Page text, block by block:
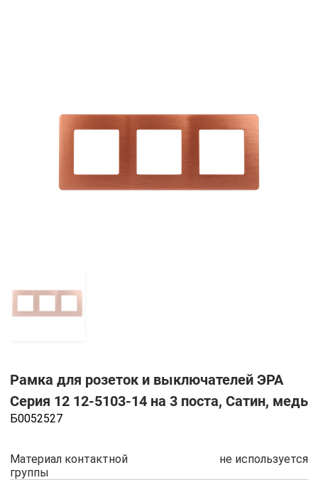
Рамка для розеток и выключателей ЭРА
Серия 12 12-5103-14 на 3 поста, Сатин, медь
Б0052527
Материал контактной
группы
не используется